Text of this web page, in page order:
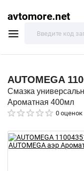
avtomore.net
AUTOMEGA
Смазка
Ароматная 400мл
0 оценок